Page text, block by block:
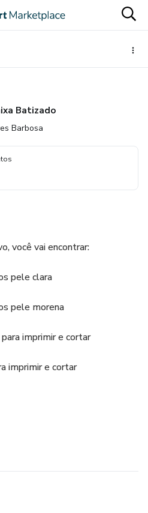
Batizado
Barbosa
você vai encontrar:
pele clara
pele morena
imprimir e cortar
imprimir e cortar
caixa
na base que ficará atrás da